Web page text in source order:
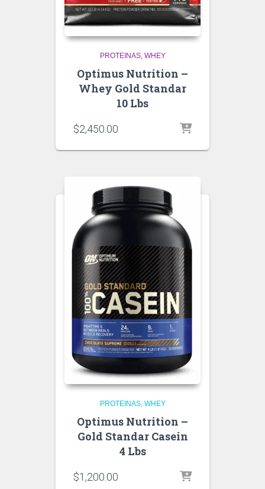
PROTEINAS WHEY
Optimus Nutrition –
Whey Gold Standar
10 Lbs
$2,450.00
PROTEINAS WHEY
Optimus Nutrition –
Gold Standar Casein
4 Lbs
$1,200.00